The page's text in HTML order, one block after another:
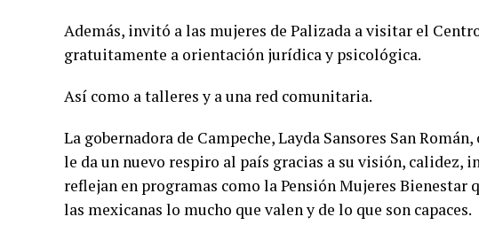
Además, invitó a las mujeres de Palizada a visitar el
gratuitamente a orientación jurídica y psicológica.
Así como a talleres y a una red comunitaria.
La gobernadora de Campeche, Layda Sansores San
le da un nuevo respiro al país gracias a su visión, calidez,
reflejan en programas como la Pensión Mujeres
las mexicanas lo mucho que valen y de lo que son capaces.